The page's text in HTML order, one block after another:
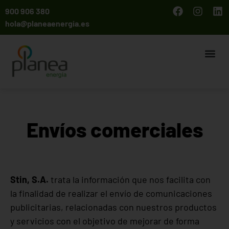
900 906 380
hola@planeaenergia.es
Envíos comerciales
Stin, S.A. trata la información que nos facilita con
la finalidad de realizar el envío de comunicaciones
publicitarias, relacionadas con nuestros productos
y servicios con el objetivo de mejorar de forma